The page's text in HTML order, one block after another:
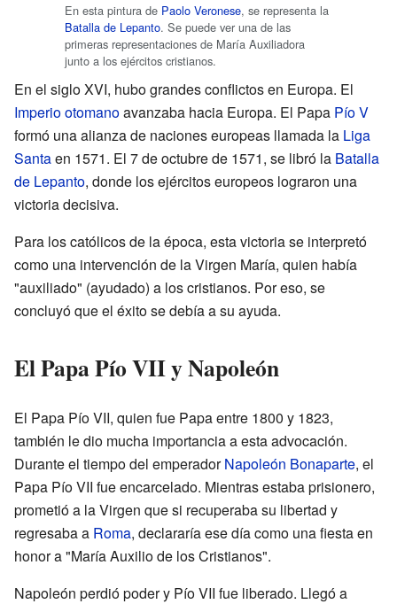
En esta pintura de Paolo Veronese, se representa la
Batalla de Lepanto. Se puede ver una de las
primeras representaciones de María Auxiliadora
junto a los ejércitos cristianos.
En el siglo XVI, hubo grandes conflictos en Europa. El
Imperio otomanoavanzaba hacia Europa. El Papa Pío V
formó una alianza de naciones europeas llamada la Liga
Santaen 1571. El 7 de octubre de 1571, se libró la Batalla
de Lepanto, donde los ejércitos europeos lograron una
victoria decisiva.
Para los católicos de la época, esta victoria se interpretó
como una intervención de la Virgen María, quien había
"auxiliado" (ayudado) a los cristianos. Por eso, se
concluyó que el éxito se debía a su ayuda.
El Papa Pío VII y Napoleón
El Papa Pío VII, quien fue Papa entre 1800 y 1823,
también le dio mucha importancia a esta advocación.
Durante el tiempo del emperadorNapoleón Bonaparte, el
Papa Pío VII fue encarcelado. Mientras estaba prisionero,
prometió a la Virgen que si recuperaba su libertad y
regresaba a Roma, declararía ese día como una fiesta en
honor a "María Auxilio de los Cristianos".
Napoleón perdió poder y Pío VII fue liberado. Llegó a